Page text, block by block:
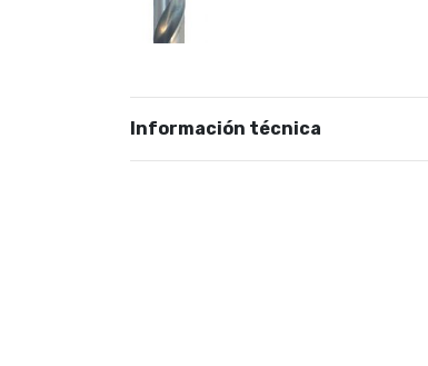
Información técnica